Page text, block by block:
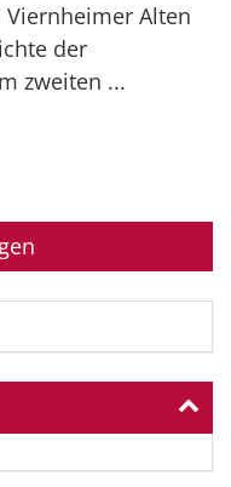
Alten
der
zweiten ...